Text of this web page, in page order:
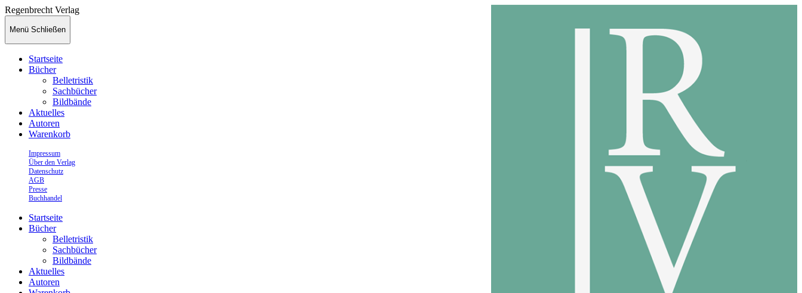
Regenbrecht Verlag
Menü Schließen
Startseite
Bücher
Belletristik
Sachbücher
Bildbände
Aktuelles
Autoren
Warenkorb
Impressum
Über den Verlag
Datenschutz
AGB
Presse
Buchhandel
Startseite
Bücher
Belletristik
Sachbücher
Bildbände
Aktuelles
Autoren